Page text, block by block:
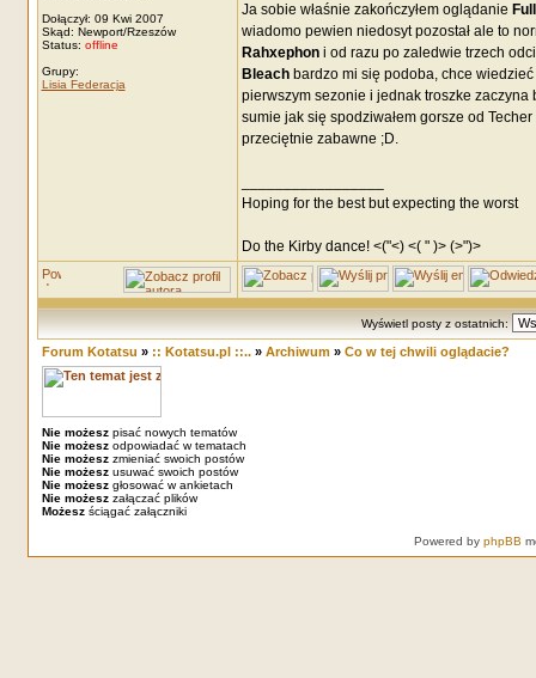
Dołączył: 09 Kwi 2007
Skąd: Newport/Rzeszów
Status: offline
Grupy:
Lisia Federacja
Ja sobie właśnie zakończyłem oglądanie
wiadomo pewien niedosyt pozostał ale to
Rahxephoni od razu po zaledwie trzech
Bleachbardzo mi się podoba, chce
pierwszym sezonie i jednak troszke zaczyna
sumie jak się spodziwałem gorsze od
przeciętnie zabawne ;D.
Hoping for the best but expecting the worst
Do the Kirby dance! <("<) <( " )> (>")>
Wyświetl posty z ostatnich:
Forum Kotatsu » :: Kotatsu.pl ::..» Archiwum» Co w tej chwili oglądacie?
Nie możeszpisać nowych tematów
Nie możeszodpowiadać w tematach
Nie możeszzmieniać swoich postów
Nie możeszusuwać swoich postów
Nie możeszgłosować w ankietach
Nie możeszzałączać plików
Możeszściągać załączniki
Powered by phpBB